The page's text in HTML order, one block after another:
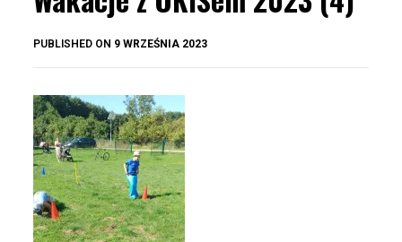
PUBLISHED ON 9 WRZEŚNIA 2023